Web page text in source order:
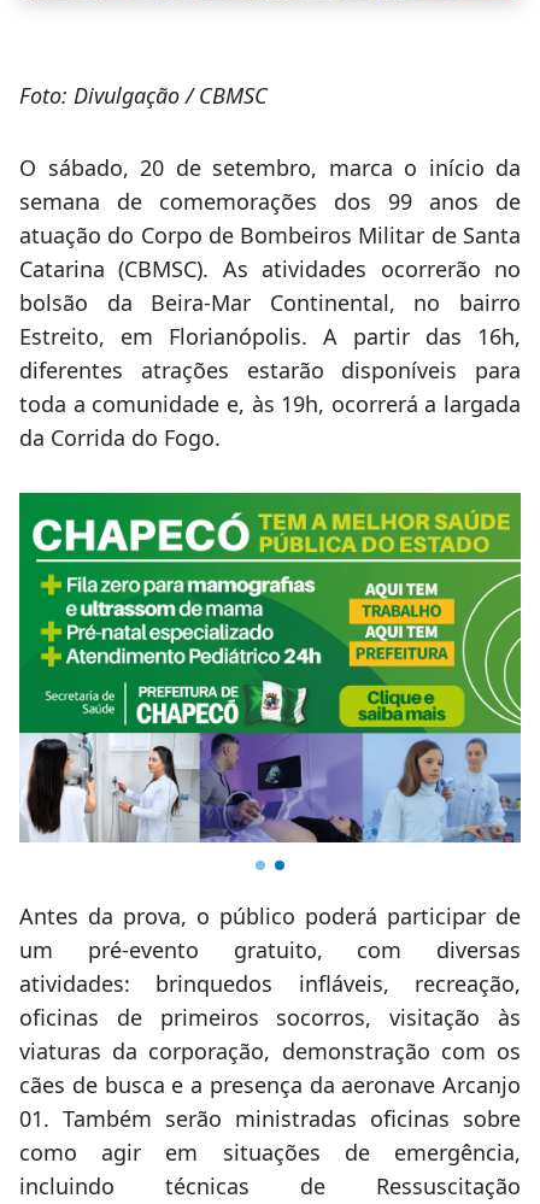
Foto: Divulgação / CBMSC
O sábado, 20 de setembro, marca o início da
semana de comemorações dos 99 anos de
atuação do Corpo de Bombeiros Militar de Santa
Catarina (CBMSC). As atividades ocorrerão no
bolsão da Beira-Mar Continental, no bairro
Estreito, em Florianópolis. A partir das 16h,
diferentes atrações estarão disponíveis para
toda a comunidade e, às 19h, ocorrerá a largada
da Corrida do Fogo.
Antes da prova, o público poderá participar de
um pré-evento gratuito, com diversas
atividades: brinquedos infláveis, recreação,
oficinas de primeiros socorros, visitação às
viaturas da corporação, demonstração com os
cães de busca e a presença da aeronave Arcanjo
01. Também serão ministradas oficinas sobre
como agir em situações de emergência,
incluindo técnicas de Ressuscitação